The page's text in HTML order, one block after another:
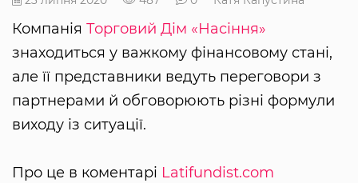
Компанія Торговий Дім «Насіння»
знаходиться у важкому фінансовому стані,
але її представники ведуть переговори з
партнерами й обговорюють різні формули
виходу із ситуації.
Про це в коментарі Latifundist.com